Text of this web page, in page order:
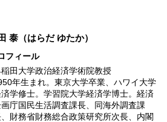
泰 （はらだ ゆたか）
フィール
田大学政治経済学術院教授
年生まれ。東京大学卒業、ハワイ大学
学修士。学習院大学経済学博士。経済
庁国民生活調査課長、同海外調査課
財務省財務総合政策研究所次長、内閣